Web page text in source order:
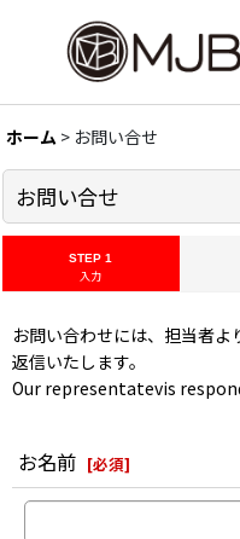
ホーム > お問い合せ
お問い合せ
STEP 1
入力
お問い合わせには、担当者
返信いたします。
Our representatevis
お名前 [必須]